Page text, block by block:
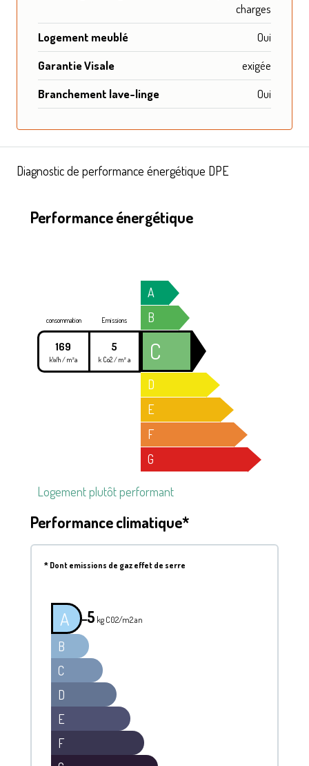
charges
Logement meublé
Oui
Garantie Visale
exigée
Branchement lave-linge
Oui
Diagnostic de performance énergétique DPE
Performance énergétique
A
B
consommation
169
kWh / m²a
Emissions
5
k Co2 / m² a C
D
E
F
G
Logement plutôt performant
Performance climatique*
*Dont emissions de gaz effet de serre
A ━5 kg C02/m2.an
B
C
D
E
F